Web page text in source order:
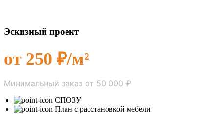
Эскизный проект
от 250 ₽/м²
Минимальный заказ от 50 000 ₽
СПОЗУ
План с расстановкой мебели